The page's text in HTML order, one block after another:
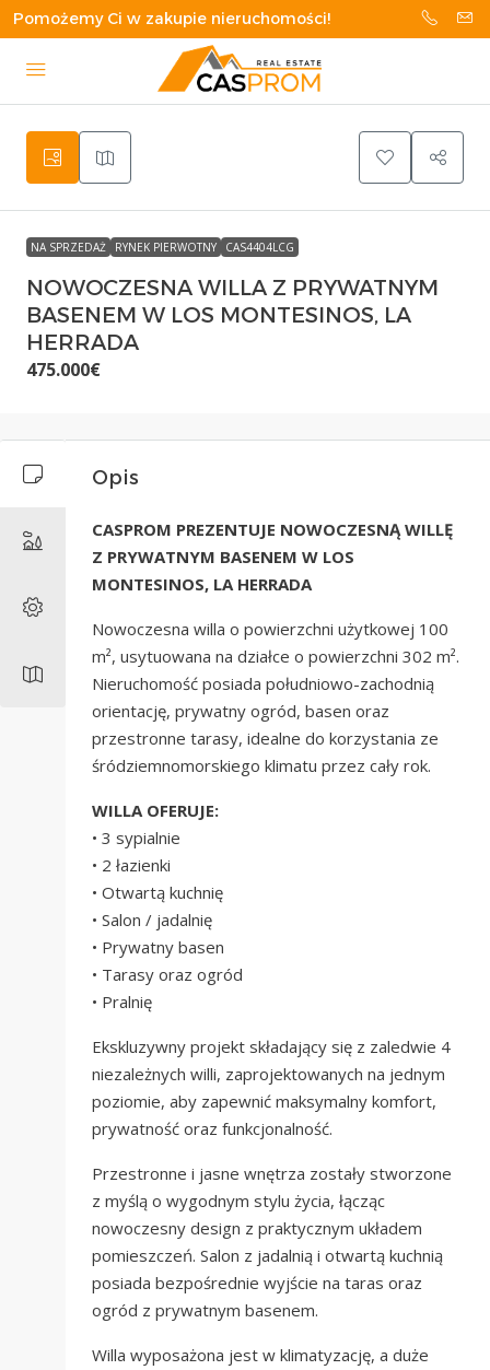
Pomożemy Ci w zakupie nieruchomości!
NA SPRZEDAŻ RYNEK PIERWOTNY CAS4404LCG
NOWOCZESNA WILLA Z PRYWATNYM
BASENEM W LOS MONTESINOS, LA
HERRADA
475.000€
Opis
CASPROM PREZENTUJE NOWOCZESNĄ WILLĘ
Z PRYWATNYM BASENEM W LOS
MONTESINOS, LA HERRADA
Nowoczesna willa o powierzchni użytkowej 100
m², usytuowana na działce o powierzchni 302 m².
Nieruchomość posiada południowo-zachodnią
orientację, prywatny ogród, basen oraz
przestronne tarasy, idealne do korzystania ze
śródziemnomorskiego klimatu przez cały rok.
WILLA OFERUJE:
• 3 sypialnie
• 2 łazienki
• Otwartą kuchnię
• Salon / jadalnię
• Prywatny basen
• Tarasy oraz ogród
• Pralnię
Ekskluzywny projekt składający się z zaledwie 4
niezależnych willi, zaprojektowanych na jednym
poziomie, aby zapewnić maksymalny komfort,
prywatność oraz funkcjonalność.
Przestronne i jasne wnętrza zostały stworzone
z myślą o wygodnym stylu życia, łącząc
nowoczesny design z praktycznym układem
pomieszczeń. Salon z jadalnią i otwartą kuchnią
posiada bezpośrednie wyjście na taras oraz
ogród z prywatnym basenem.
Willa wyposażona jest w klimatyzację, a duże